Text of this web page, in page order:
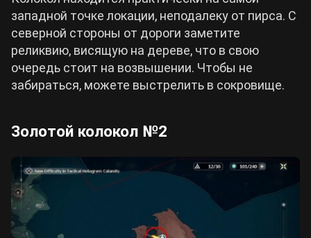
западной точке локации, неподалеку от пирса. С
северной стороны от дороги заметите
реликвию, висящую на дереве, что в свою
очередь стоит на возвышении. Чтобы не
забираться, можете выстрелить в сокровище.
Золотой колокол №2